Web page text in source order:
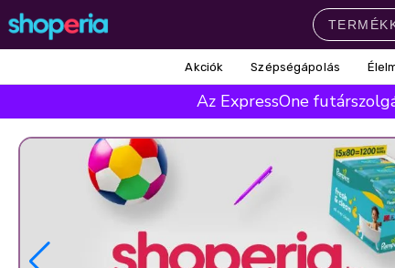
Élelmiszer
Mosás Mosogatás Takarítás
Baba-mama Háztartás
Népszerű márkák
Lenor
Silan
Akciók Szépségápolás
Az ExpressOne